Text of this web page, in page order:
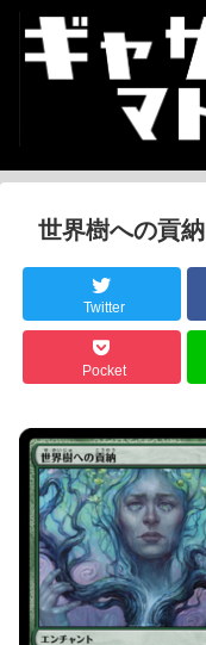
世界樹への貢納
Twitter
Pocket